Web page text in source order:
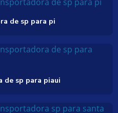
de sp para pi
de sp para piaui